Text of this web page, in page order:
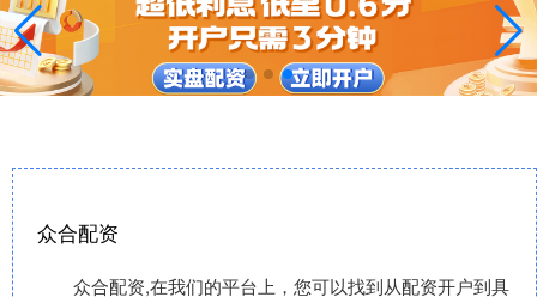
众合配资
众合配资,在我们的平台上，您可以找到从配资开户到具